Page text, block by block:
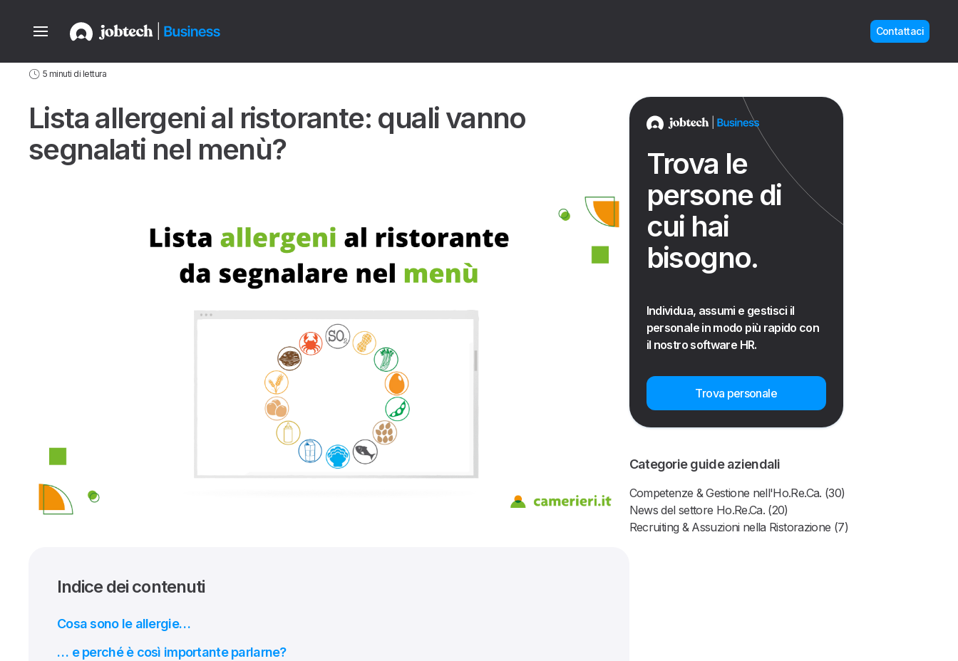
Contattaci
Home Aziende Guide News del settore Ho.Re.Ca.
5 minuti di lettura
Lista allergeni al ristorante: quali vanno
segnalati nel menù?
Indice dei contenuti
Cosa sono le allergie…
… e perché è così importante parlarne?
Trova le
persone di
cui hai
bisogno.
Individua, assumi e gestisci il
personale in modo più rapido con
il nostro software HR.
Trova personale
Categorie guide aziendali
Competenze & Gestione nell'Ho.Re.Ca. (30)
News del settore Ho.Re.Ca. (20)
Recruiting & Assuzioni nella Ristorazione (7)